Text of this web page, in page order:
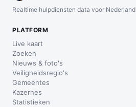
Realtime hulpdiensten data voor Nederland
PLATFORM
Live kaart
Zoeken
Nieuws & foto's
Veiligheidsregio's
Gemeentes
Kazernes
Statistieken